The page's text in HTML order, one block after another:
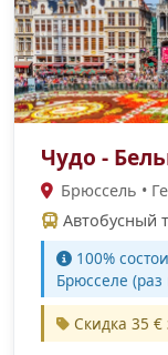
Чудо -
Брюссель •
Автобусный
100%
Брюсселе (раз
Скидка 35 €